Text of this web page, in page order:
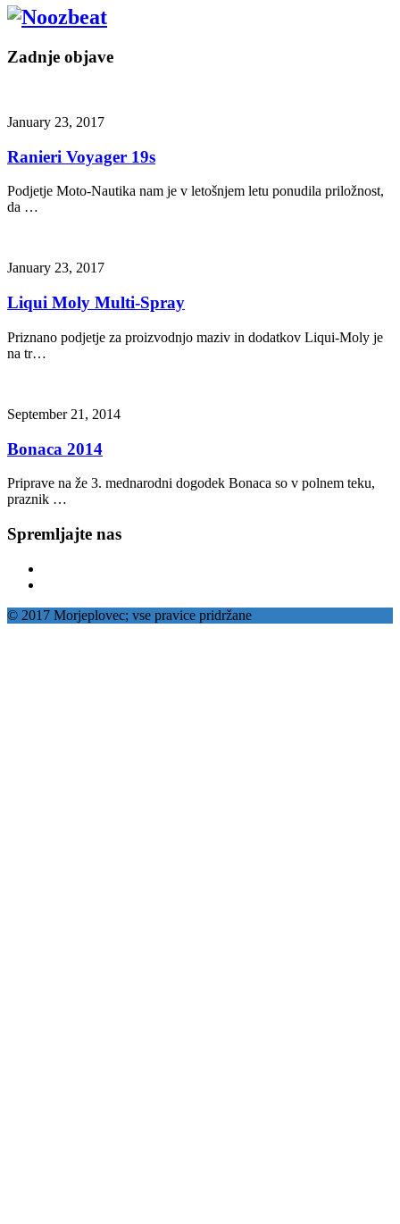
Zadnje objave
January 23, 2017
Ranieri Voyager 19s
Podjetje Moto-Nautika nam je v letošnjem letu ponudila priložnost,
da …
January 23, 2017
Liqui Moly Multi-Spray
Priznano podjetje za proizvodnjo maziv in dodatkov Liqui-Moly je
na tr…
September 21, 2014
Bonaca 2014
Priprave na že 3. mednarodni dogodek Bonaca so v polnem teku,
praznik …
Spremljajte nas
© 2017 Morjeplovec; vse pravice pridržane